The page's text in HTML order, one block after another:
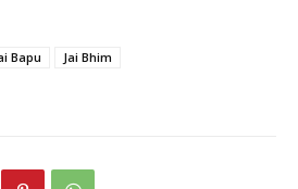
Bapu
Jai Bhim